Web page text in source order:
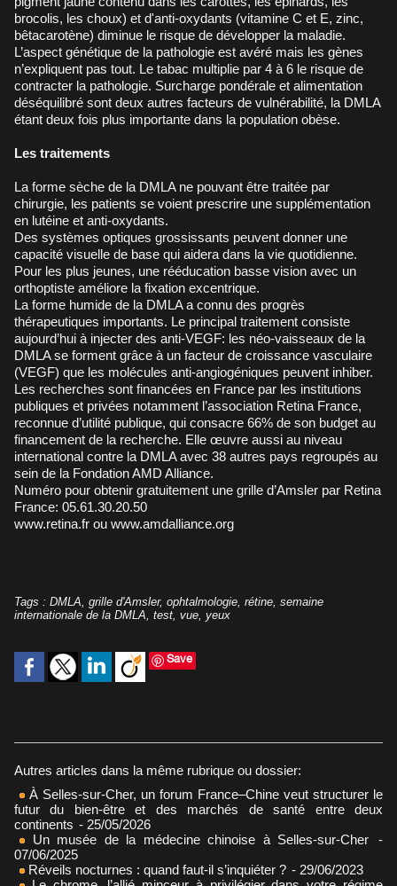
brocolis, les choux) et d'anti-oxydants (vitamine C et E, zinc,
bêtacarotène) diminue le risque de développer la maladie.
L’aspect génétique de la pathologie est avéré mais les gènes
n’expliquent pas tout. Le tabac multiplie par 4 à 6 le risque de
contracter la pathologie. Surcharge pondérale et alimentation
déséquilibré sont deux autres facteurs de vulnérabilité, la DMLA
étant deux fois plus importante dans la population obèse.
Les traitements
La forme sèche de la DMLA ne pouvant être traitée par
chirurgie, les patients se voient prescrire une supplémentation
en lutéine et anti-oxydants.
Des systèmes optiques grossissants peuvent donner une
capacité visuelle de base qui aidera dans la vie quotidienne.
Pour les plus jeunes, une rééducation basse vision avec un
orthoptiste améliore la fixation excentrique.
La forme humide de la DMLA a connu des progrès
thérapeutiques importants. Le principal traitement consiste
aujourd’hui à injecter des anti-VEGF: les néo-vaisseaux de la
DMLA se forment grâce à un facteur de croissance vasculaire
(VEGF) que les molécules anti-angiogéniques peuvent inhiber.
Les recherches sont financées en France par les institutions
publiques et privées notamment l’association Retina France,
reconnue d’utilité publique, qui consacre 66% de son budget au
financement de la recherche. Elle œuvre aussi au niveau
international contre la DMLA avec 38 autres pays regroupés au
sein de la Fondation AMD Alliance.
Numéro pour obtenir gratuitement une grille d’Amsler par Retina
France: 05.61.30.20.50
www.retina.fr ou www.amdalliance.org
Tags : DMLA grille d'Amsler, ophtalmologie rétine semaine
internationale de la DMLA test vue yeux
Save
Autres articles dans la même rubrique ou dossier:
À Selles-sur-Cher, un forum France–Chine veut structurer le
futur du bien-être et des marchés de santé entre deux
continents - 25/05/2026
Un musée de la médecine chinoise à Selles-sur-Cher
-
07/06/2025
Réveils nocturnes : quand faut-il s’inquiéter ? - 29/06/2023